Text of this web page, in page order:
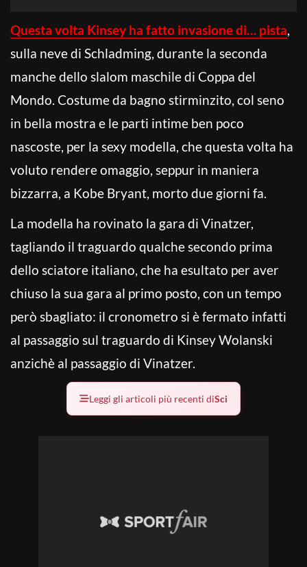
Questa volta Kinsey ha fatto invasione di… pista,
sulla neve di Schladming, durante la seconda
manche dello slalom maschile di Coppa del
Mondo. Costume da bagno stirminzito, col seno
in bella mostra e le parti intime ben poco
nascoste, per la sexy modella, che questa volta ha
voluto rendere omaggio, seppur in maniera
bizzarra, a Kobe Bryant, morto due giorni fa.
La modella ha rovinato la gara di Vinatzer,
tagliando il traguardo qualche secondo prima
dello sciatore italiano, che ha esultato per aver
chiuso la sua gara al primo posto, con un tempo
però sbagliato: il cronometro si è fermato infatti
al passaggio sul traguardo di Kinsey Wolanski
anzichè al passaggio di Vinatzer.
Leggi gli articoli più recenti diSci